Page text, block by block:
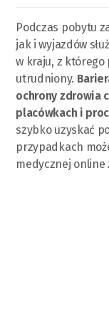
Podczas pobytu
jak i wyjazdów
w kraju, z którego
utrudniony.
ochrony zdrowia
placówkach i
szybko uzyskać
przypadkach
medycznej online